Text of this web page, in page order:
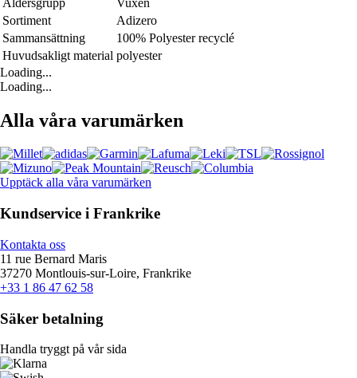
Sortiment
Adizero
Sammansättning
100% Polyester recyclé
Huvudsakligt material polyester
Loading...
Loading...
Alla våra varumärken
Upptäck alla våra varumärken
Kundservice i Frankrike
Kontakta oss
11 rue Bernard Maris
37270 Montlouis-sur-Loire, Frankrike
+33 1 86 47 62 58
Säker betalning
Handla tryggt på vår sida